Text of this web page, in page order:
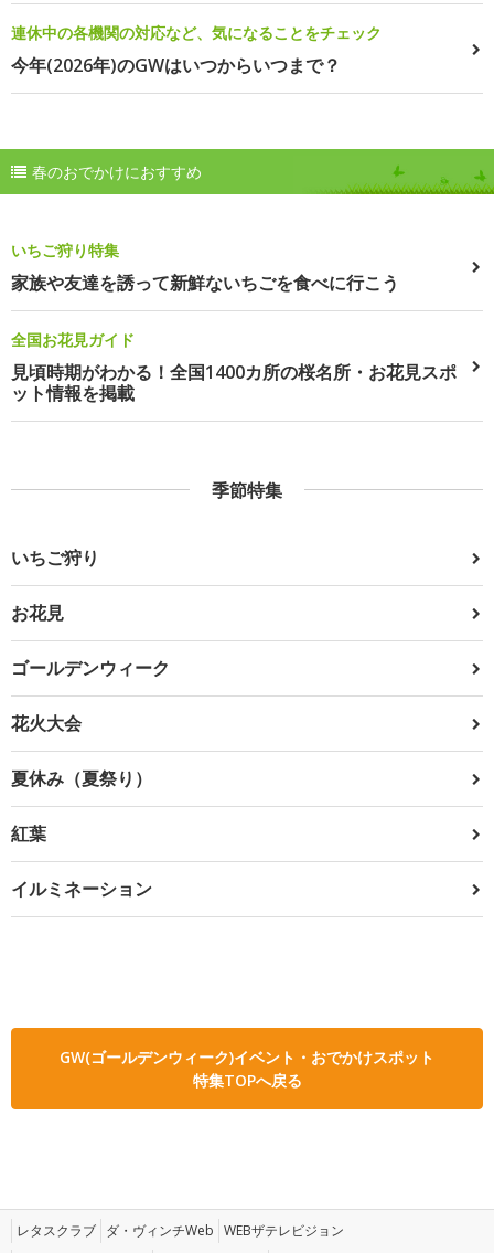
連休中の各機関の対応など、気になることをチェック
今年(2026年)のGWはいつからいつまで？
春のおでかけにおすすめ
いちご狩り特集
家族や友達を誘って新鮮ないちごを食べに行こう
全国お花見ガイド
見頃時期がわかる！全国1400カ所の桜名所・お花見スポ
ット情報を掲載
季節特集
いちご狩り
お花見
ゴールデンウィーク
花火大会
夏休み（夏祭り）
紅葉
イルミネーション
GW(ゴールデンウィーク)イベント・おでかけスポット
特集TOPへ戻る
レタスクラブ ダ・ヴィンチWeb WEBザテレビジョン